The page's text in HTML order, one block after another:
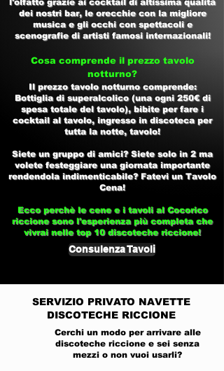
l'olfatto grazie ai cocktail di altissima qualità
dei nostri bar, le orecchie con la migliore
musica e gli occhi con spettacoli e
scenografie di artisti famosi internazionali!
Cosa comprende il prezzo tavolo
notturno?
Il prezzo tavolo notturno comprende:
Bottiglia di superalcolico (una ogni 250€ di
spesa totale del tavolo), bibite per fare i
cocktail al tavolo, ingresso in discoteca per
tutta la notte, tavolo!
Siete un gruppo di amici? Siete solo in 2 ma
volete festeggiare una giornata importante
rendendola indimenticabile? Fatevi un Tavolo
Cena!
Ecco perchè le cene e i tavoli al Cocorico
riccionesono l'esperienza più completa che
vivrai nelle top 10 discoteche riccione!
Consulenza Tavoli
SERVIZIO PRIVATO NAVETTE
DISCOTECHE RICCIONE
Cerchi un modo per arrivare alle
discoteche riccione e sei senza
mezzi o non vuoi usarli?